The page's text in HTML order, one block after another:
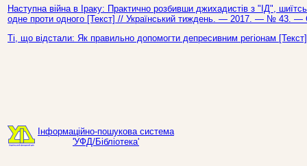
Наступна війна в Іраку: Практично розбивши джихадистів з "ІД",
одне проти одного [Текст] // Український тиждень. — 2017. — № 43. —
Ті, що відстали: Як правильно допомогти депресивним регіонам
Інформаційно-пошукова система
'УФД/Бібліотека'